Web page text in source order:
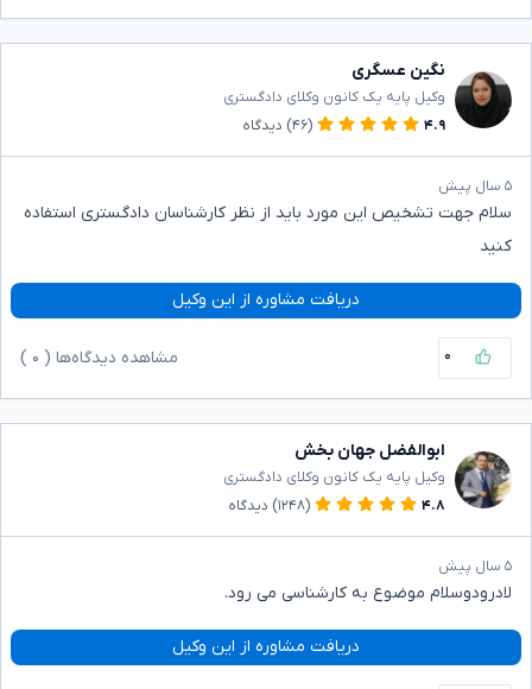
نگین عسگری
وکیل پایه یک کانون وکلای دادگستری
۴.۹
(۴۶) دیدگاه
۵ سال پیش
سلام جهت تشخیص این مورد باید از نظر کارشناسان دادگستری استفاده
کنید
دریافت مشاوره از این وکیل
۰ مشاهده دیدگاه‌ها ( ۰
ابوالفضل جهان بخش
وکیل پایه یک کانون وکلای دادگستری
۴.۸
(۱۲۴۸) دیدگاه
۵ سال پیش
لادرودوسلام موضوع به کارشناسی می رود.
دریافت مشاوره از این وکیل